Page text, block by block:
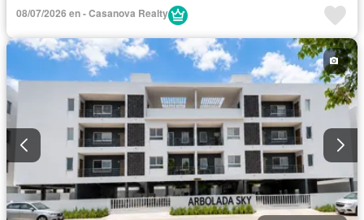
Caseta de vigilancia
Cuarto de Limpieza
Elevador
Estacionamiento Gimnasio
Jardín
Recámara con closet
Sala polivalente
Seguridad
Televisión por cable
Terraza Vista panorámica
Wifi
Zonas verdes
Permite niños Parcialmente amueblado
08/07/2026 en - Casanova Realty